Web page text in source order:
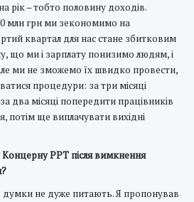
рік – тобто половину доходів.
млн грн ми зекономимо на
квартал для нас стане збитковим
що ми і зарплату понизимо людям, і
ми не зможемо їх швидко провести,
процедури: за три місяці
два місяці попередити працівників
потім ще виплачувати вихідні
Концерну РРТ після вимкнення
не дуже питають. Я пропонував